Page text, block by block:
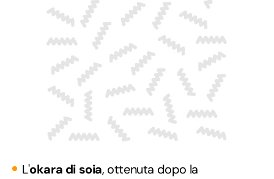
L'okara di soia, ottenuta dopo la